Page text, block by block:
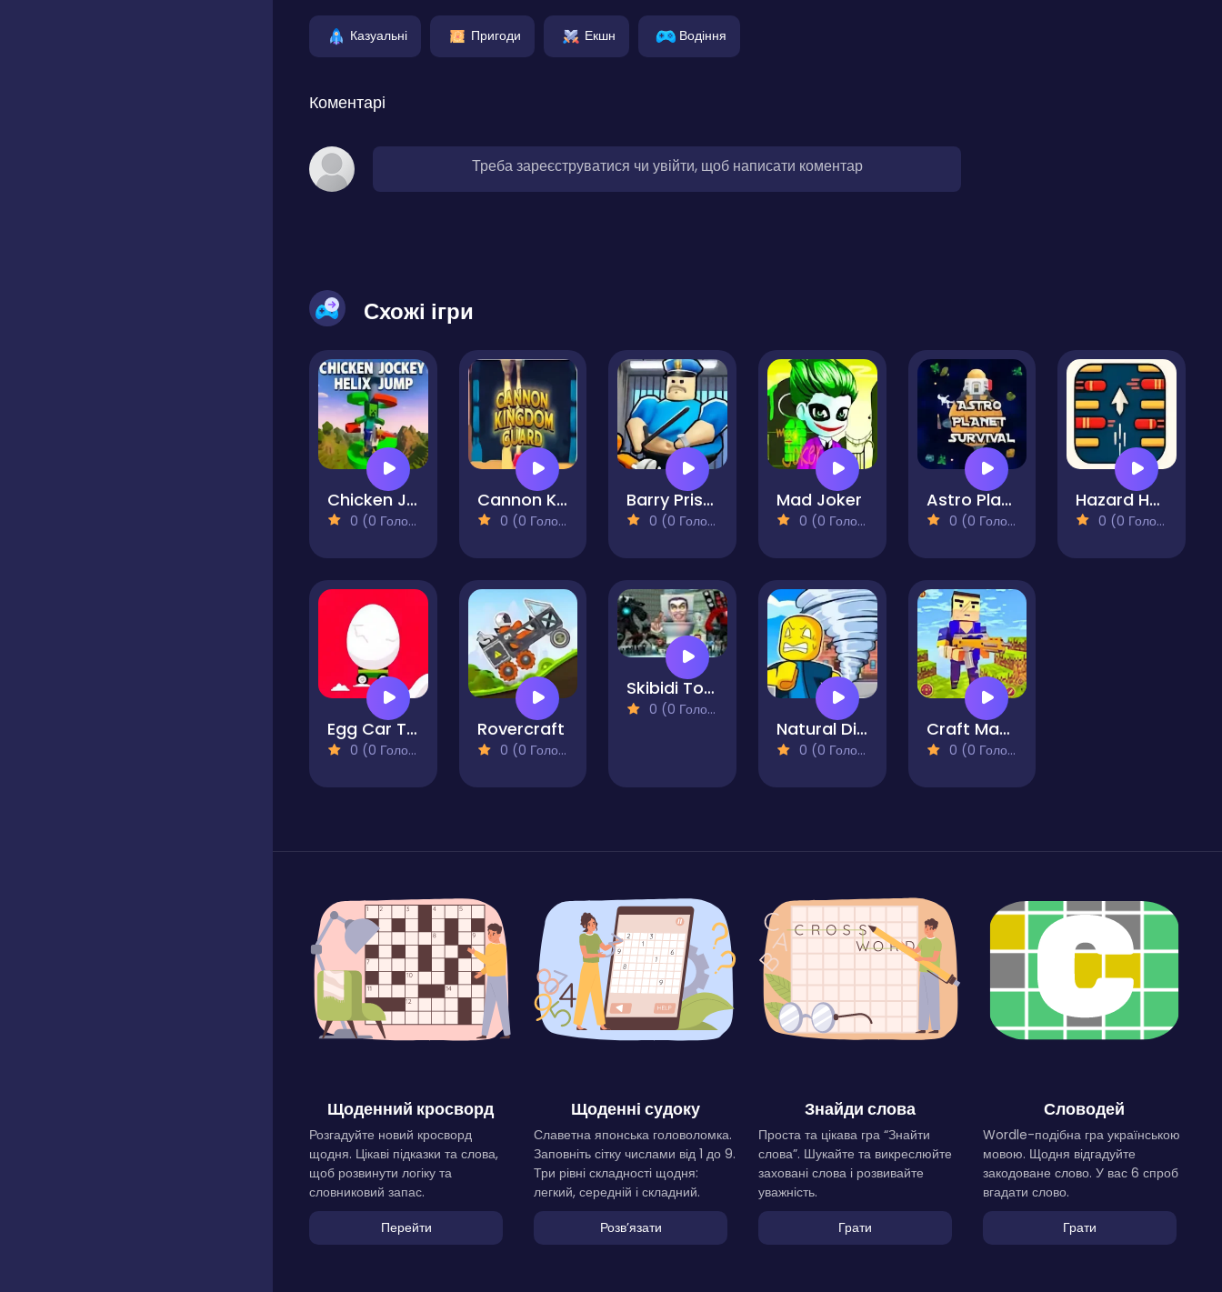
Казуальні Пригоди Екшн Водіння
Коментарі
Треба зареєструватися чи увійти, щоб написати коментар
Схожі ігри
Chicken Jockey Helix Jump
0 (0 Голосів)
Cannon Kingdom Guard Pro
0 (0 Голосів)
Barry Prison - The Game
0 (0 Голосів)
Mad Joker
0 (0 Голосів)
Astro Planet Survival
0 (0 Голосів)
Hazard Heights
0 (0 Голосів)
Egg Car Travel
0 (0 Голосів)
Rovercraft
0 (0 Голосів)
Skibidi Toilet Sliding Puzzle
0 (0 Голосів)
Natural Disaster Survival Obby
0 (0 Голосів)
Craft Man Vs Giant TNT
0 (0 Голосів)
Щоденний кросворд
Розгадуйте новий кросворд
щодня. Цікаві підказки та слова,
щоб розвинути логіку та
словниковий запас.
Перейти
Щоденні судоку
Славетна японська головоломка.
Заповніть сітку числами від 1 до 9.
Три рівні складності щодня:
легкий, середній і складний.
Розвʼязати
Знайди слова
Проста та цікава гра “Знайти
слова”. Шукайте та викреслюйте
заховані слова і розвивайте
уважність.
Грати
Словодей
Wordle-подібна гра українською
мовою. Щодня відгадуйте
закодоване слово. У вас 6 спроб
вгадати слово.
Грати